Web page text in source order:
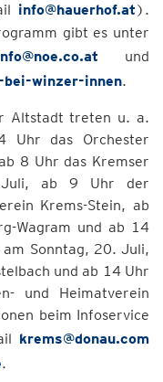
info@hauerhof.at).
gibt es unter
und
winzer-innen.
Altstadt treten u. a.
Uhr das Orchester
8 Uhr das Kremser
Juli, ab 9 Uhr der
Krems-Stein, ab
Wagram und ab 14
Sonntag, 20. Juli,
und ab 14 Uhr
und Heimatverein
beim Infoservice
krems@donau.com
.